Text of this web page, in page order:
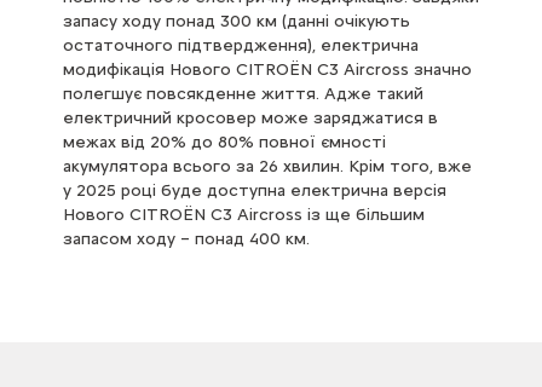
запасу ходу понад 300 км (данні очікують
остаточного підтвердження), електрична
модифікація Нового CITROЁN C3 Aircross значно
полегшує повсякденне життя. Адже такий
електричний кросовер може заряджатися в
межах від 20% до 80% повної ємності
акумулятора всього за 26 хвилин. Крім того, вже
у 2025 році буде доступна електрична версія
Нового CITROЁN C3 Aircross із ще більшим
запасом ходу – понад 400 км.